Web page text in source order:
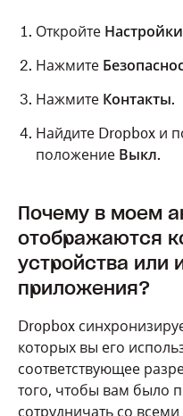
Откройте Настройки
Нажмите
Нажмите Контакты.
Найдите Dropbox и
положение Выкл.
Android:
ОткройтеНастройки
Нажмите
НажмитеDropbox.
нужно сначала
приложенияили
Нажмите
Почему в моем
отображаются
устройства или
приложения?
Dropbox
которых вы его
соответствующее
того, чтобы вам было
сотрудничать со